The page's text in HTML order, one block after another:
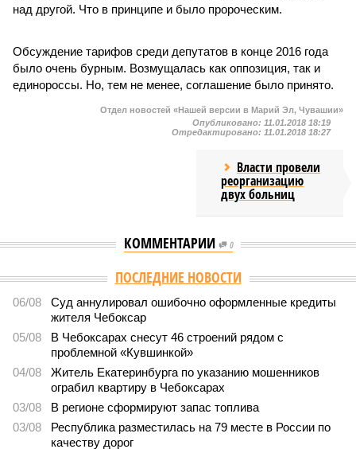
над другой. Что в принципе и было пророческим.
Обсуждение тарифов среди депутатов в конце 2016 года
было очень бурным. Возмущалась как оппозиция, так и
единороссы. Но, тем не менее, соглашение было принято.
Отдел новостей «Нашей версии в Марий Эл, Чувашии»
Опубликовано: 11.01.2018 18:19
Отредактировано: 11.01.2018 18:27
Власти провели
реорганизацию
двух больниц
КОММЕНТАРИИ 0
Версия //Общество //
В регионе учреждены удостоверения мастеров
В регионе учреждены удостоверения мастеров спорта по
борьбе керешу
2057
Заткнуть за пояс
В регионе учреждены удостоверения мастеров спорта по борьбе керешу
(фото: wikimedia commons/Ilsurikat)